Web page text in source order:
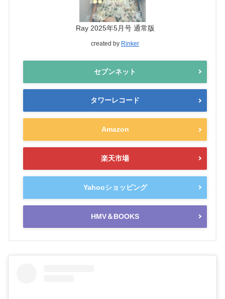
Ray 2025年5月号 通常版
created by Rinker
セブンネット
タワーレコード
Amazon
楽天市場
Yahooショッピング
HMV＆BOOKS